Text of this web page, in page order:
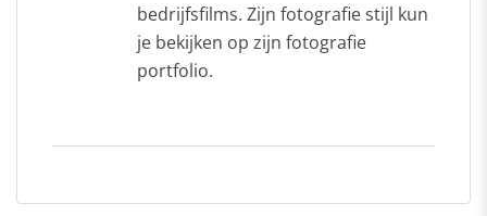
bedrijfsfilms. Zijn fotografie stijl kun
je bekijken op zijn fotografie
portfolio.